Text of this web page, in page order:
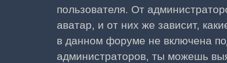
пользователя. От
аватар, и от них же зависит,
в данном форуме не включена
администраторов, ты можешь